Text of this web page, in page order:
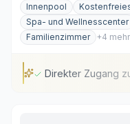
Innenpool
Spa- und Wellnesscenter
Familienzimmer
+4 mehr
Direkter Zugang